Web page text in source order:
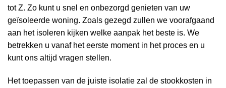
tot Z. Zo kunt u snel en onbezorgd genieten van uw
geïsoleerde woning. Zoals gezegd zullen we voorafgaand
aan het isoleren kijken welke aanpak het beste is. We
betrekken u vanaf het eerste moment in het proces en u
kunt ons altijd vragen stellen.
Het toepassen van de juiste isolatie zal de stookkosten in